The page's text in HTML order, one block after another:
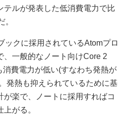
テルが発表した低消費電力で比
。
クに採用されているAtomプロ
、一般的なノート向けCore 2
費電力が低い(すなわち発熱が
発熱も抑えられているために基
楽で、ノートに採用すればコ
がる。